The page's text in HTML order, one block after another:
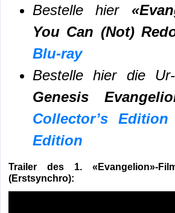
Bestelle hier
You Can (Not)
Blu-ray
Bestelle hier die
Genesis
Collector’s Edition
Edition
Trailer des 1. «Evangelion»-
(Erstsynchro):